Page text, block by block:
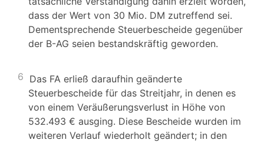
dass der Wert von 30 Mio. DM zutreffend sei.
Dementsprechende Steuerbescheide gegenüber
der B-AG seien bestandskräftig geworden.
6 Das FA erließ daraufhin geänderte
Steuerbescheide für das Streitjahr, in denen es
von einem Veräußerungsverlust in Höhe von
532.493 € ausging. Diese Bescheide wurden im
weiteren Verlauf wiederholt geändert; in den